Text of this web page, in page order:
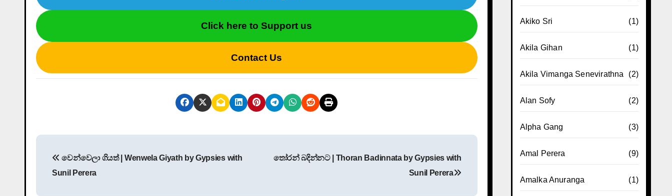
Click here to Support us
Contact Us
වෙන්වෙලා ගියත් | Wenwela Giyath by Gypsies with
Sunil Perera
තෝරන් බදින්නට | Thoran Badinnata by Gypsies with
Sunil Perera
Akiko Sri (1)
Akila Gihan (1)
Akila Vimanga Senevirathna (2)
Alan Sofy (2)
Alpha Gang (3)
Amal Perera (9)
Amalka Anuranga (1)